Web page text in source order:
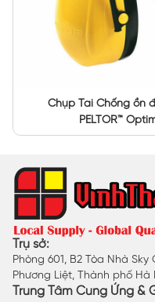
Chụp Tai Chống ồn
PELTOR™
Trụ sở:
Phòng 601, B2 Tòa Nhà
Phương Liệt, Thành phố Hà
Trung Tâm Cung Ứng &